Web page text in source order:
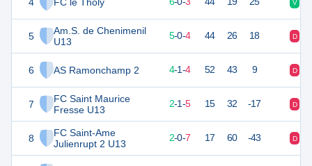
5
Am.S. de Chenimenil
U13
6 AS Ramonchamp 2
7
FC Saint Maurice
Fresse U13
8
FC Saint-Ame
Julienrupt 2 U13
V
15 5-0-4 44 26 18 D
13 4-1-4 52 43 9 D
6 2-1-5 15 32 -17 D
2-0-7 17 60 -43 D